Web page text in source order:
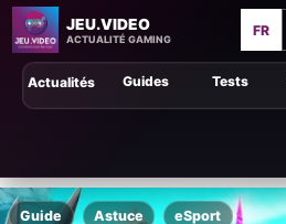
JEU.VIDEO
ACTUALITÉ GAMING
FR
Guides Tests
Actualités
Guide Astuce eSport